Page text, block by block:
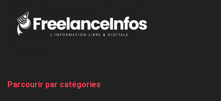
Nigeria,
Parcourir par catégories